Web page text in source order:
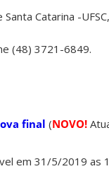
Catarina -
(48) 3721-6849.
final (NOVO!
em 31/5/2019 as